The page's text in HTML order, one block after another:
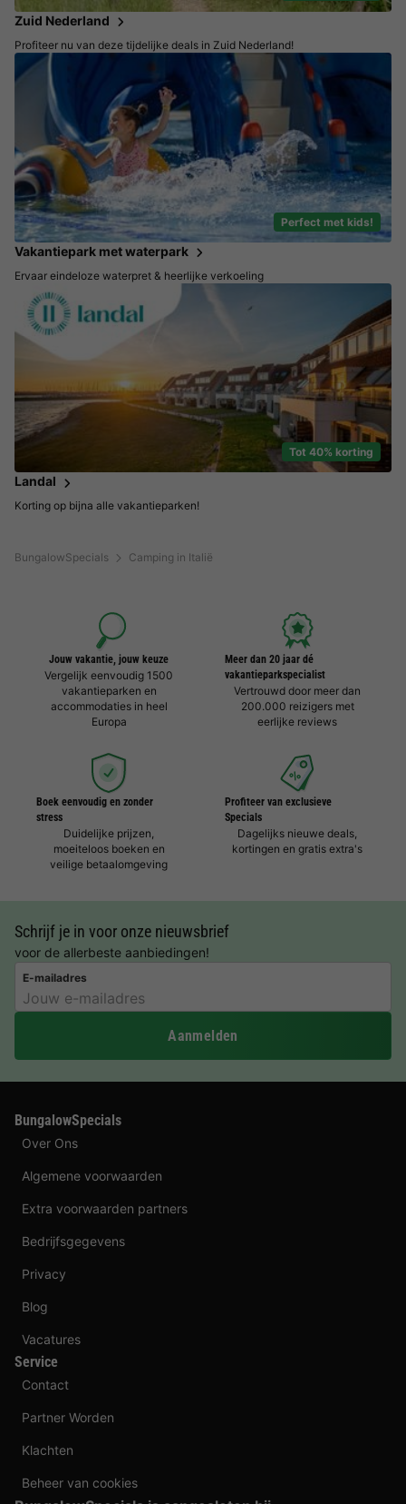
BungalowSpecials Camping in Italië
Zuid Nederland
Profiteer nu van deze tijdelijke deals in Zuid Nederland!
Perfect met kids!
Vakantiepark met waterpark
Ervaar eindeloze waterpret & heerlijke verkoeling
Tot 40% korting
Landal
Korting op bijna alle vakantieparken!
Jouw vakantie, jouw keuze
Vergelijk eenvoudig 1500
vakantieparken en
accommodaties in heel
Europa
Meer dan 20 jaar dé
vakantieparkspecialist
Vertrouwd door meer dan
200.000 reizigers met
eerlijke reviews
Boek eenvoudig en zonder
stress
Duidelijke prijzen,
moeiteloos boeken en
veilige betaalomgeving
Profiteer van exclusieve
Specials
Dagelijks nieuwe deals,
kortingen en gratis extra's
Schrijf je in voor onze nieuwsbrief
voor de allerbeste aanbiedingen!
E-mailadres
Aanmelden
BungalowSpecials
Over Ons
Algemene voorwaarden
Extra voorwaarden partners
Bedrijfsgegevens
Privacy
Blog
Vacatures
Service
Contact
Partner Worden
Klachten
Beheer van cookies